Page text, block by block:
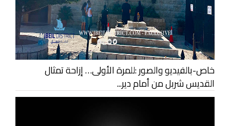
خاص-بالفيديو والصور :للمرة الأولى… إزاحة تمثال
القديس شربل من أمام دير...